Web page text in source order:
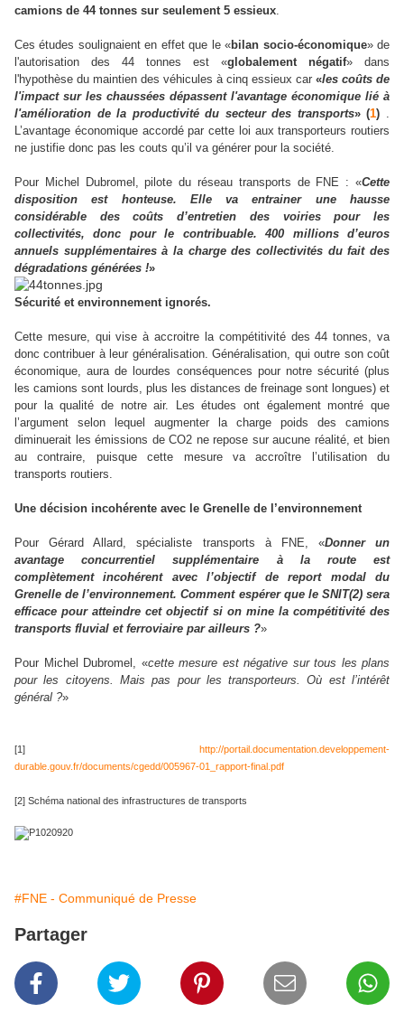
camions de 44 tonnes sur seulement 5 essieux.
Ces études soulignaient en effet que le «bilan socio-économique» de
l'autorisation des 44 tonnes est «globalement négatif» dans
l'hypothèse du maintien des véhicules à cinq essieux car «les coûts de
l'impact sur les chaussées dépassent l'avantage économique lié à
l'amélioration de la productivité du secteur des transports» (1) .
L’avantage économique accordé par cette loi aux transporteurs routiers
ne justifie donc pas les couts qu’il va générer pour la société.
Pour Michel Dubromel, pilote du réseau transports de FNE : «Cette
disposition est honteuse. Elle va entrainer une hausse
considérable des coûts d’entretien des voiries pour les
collectivités, donc pour le contribuable. 400 millions d’euros
annuels supplémentaires à la charge des collectivités du fait des
dégradations générées !»
Sécurité et environnement ignorés.
Cette mesure, qui vise à accroitre la compétitivité des 44 tonnes, va
donc contribuer à leur généralisation. Généralisation, qui outre son coût
économique, aura de lourdes conséquences pour notre sécurité (plus
les camions sont lourds, plus les distances de freinage sont longues) et
pour la qualité de notre air. Les études ont également montré que
l’argument selon lequel augmenter la charge poids des camions
diminuerait les émissions de CO2 ne repose sur aucune réalité, et bien
au contraire, puisque cette mesure va accroître l’utilisation du
transports routiers.
Une décision incohérente avec le Grenelle de l’environnement
Pour Gérard Allard, spécialiste transports à FNE, «Donner un
avantage concurrentiel supplémentaire à la route est
complètement incohérent avec l’objectif de report modal du
Grenelle de l’environnement. Comment espérer que le SNIT(2) sera
efficace pour atteindre cet objectif si on mine la compétitivité des
transports fluvial et ferroviaire par ailleurs ?»
Pour Michel Dubromel, «cette mesure est négative sur tous les plans
pour les citoyens. Mais pas pour les transporteurs. Où est l’intérêt
général ?»
[1] http://portail.documentation.developpement-
durable.gouv.fr/documents/cgedd/005967-01_rapport-final.pdf
[2] Schéma national des infrastructures de transports
#FNE - Communiqué de Presse
Partager